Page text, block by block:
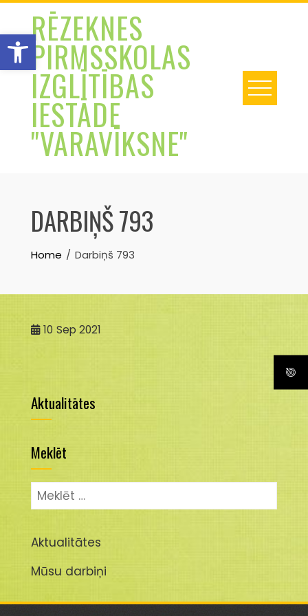
Open toolbar
Skip
contentRĒZEKNES
PIRMSSKOLAS
IZGLĪTĪBAS
IESTĀDE
"VARAVĪKSNE"
DARBIŅŠ 793
Home Darbiņš 793
10 Sep 2021
Aktualitātes
Meklēt
Meklēt:
Aktualitātes
Mūsu darbiņi